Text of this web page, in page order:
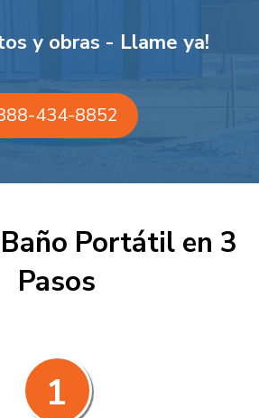
y obras - Llame ya!
434-8852
Portátil en 3
Pasos
1